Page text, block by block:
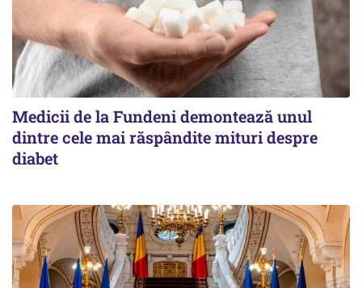
Medicii de la Fundeni demontează unul
dintre cele mai răspândite mituri despre
diabet